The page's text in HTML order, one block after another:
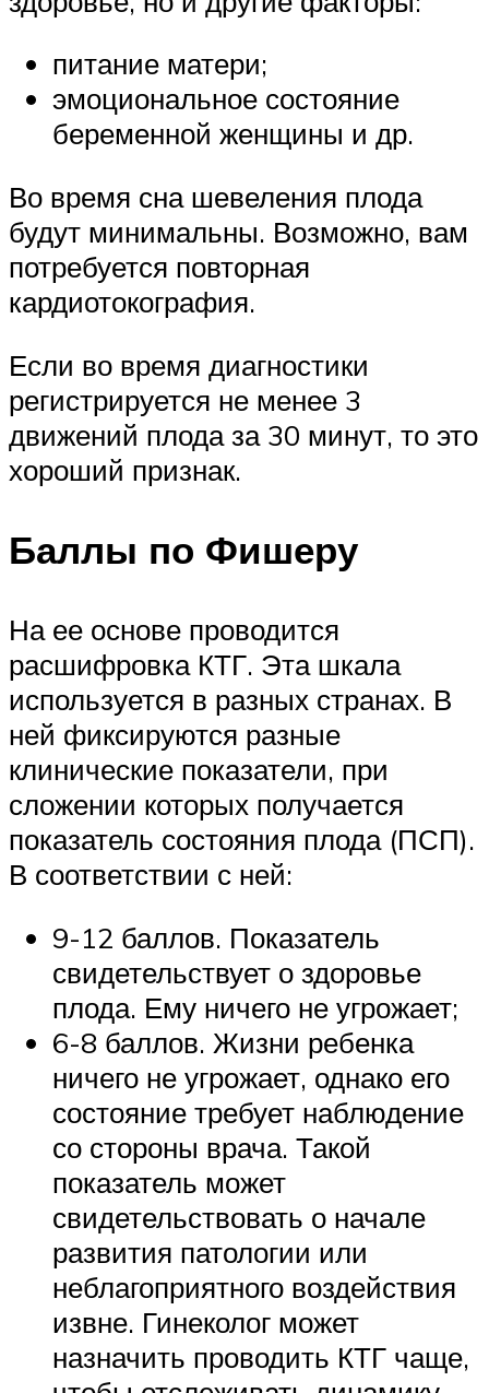
питание матери;
эмоциональное состояние
беременной женщины и др.
Во время сна шевеления плода
будут минимальны. Возможно, вам
потребуется повторная
кардиотокография.
Если во время диагностики
регистрируется не менее 3
движений плода за 30 минут, то это
хороший признак.
Баллы по Фишеру
На ее основе проводится
расшифровка КТГ. Эта шкала
используется в разных странах. В
ней фиксируются разные
клинические показатели, при
сложении которых получается
показатель состояния плода (ПСП).
В соответствии с ней:
9-12 баллов. Показатель
свидетельствует о здоровье
плода. Ему ничего не угрожает;
6-8 баллов. Жизни ребенка
ничего не угрожает, однако его
состояние требует наблюдение
со стороны врача. Такой
показатель может
свидетельствовать о начале
развития патологии или
неблагоприятного воздействия
извне. Гинеколог может
назначить проводить КТГ чаще,